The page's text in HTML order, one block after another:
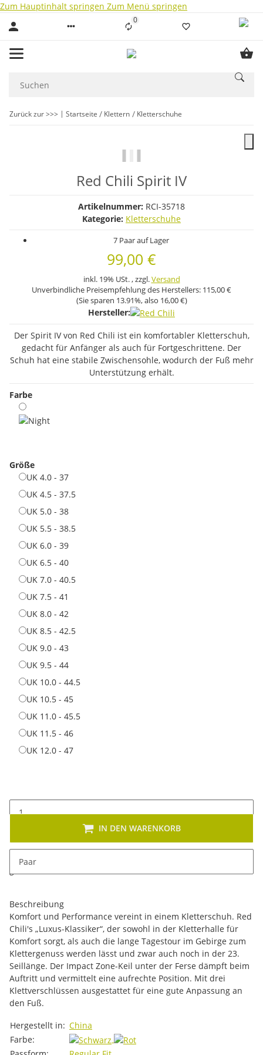
Zum Hauptinhalt springen Zum Menü springen
0Liste ist leer
Zurück zur >>> Startseite Klettern Kletterschuhe
Red Chili Spirit IV
Artikelnummer: RCI-35718
Kategorie: Kletterschuhe
7 Paar auf Lager
99,00 €
inkl. 19% USt. , zzgl.Versand
Unverbindliche Preisempfehlung des Herstellers: 115,00 €
(Sie sparen 13.91%, also 16,00 €)
Hersteller:
Der Spirit IV von Red Chili ist ein komfortabler Kletterschuh,
gedacht für Anfänger als auch für Fortgeschrittene. Der
Schuh hat eine stabile Zwischensohle, wodurch der Fuß mehr
Unterstützung erhält.
Farbe
Größe
UK 4.0 - 37UK 4.0 - 37
UK 4.5 - 37.5UK 4.5 - 37.5
UK 5.0 - 38UK 5.0 - 38
UK 5.5 - 38.5UK 5.5 - 38.5
UK 6.0 - 39UK 6.0 - 39
UK 6.5 - 40UK 6.5 - 40
UK 7.0 - 40.5UK 7.0 - 40.5
UK 7.5 - 41
UK 8.0 - 42
UK 8.5 - 42.5UK 8.5 - 42.5
UK 9.0 - 43UK 9.0 - 43
UK 9.5 - 44UK 9.5 - 44
UK 10.0 - 44.5UK 10.0 - 44.5
UK 10.5 - 45UK 10.5 - 45
UK 11.0 - 45.5UK 11.0 - 45.5
UK 11.5 - 46UK 11.5 - 46
UK 12.0 - 47UK 12.0 - 47
Paar
IN DEN WARENKORB
Dieses Produkt hat Variationen. Wählen Sie bitte die
Beschreibung
Komfort und Performance vereint in einem Kletterschuh. Red
Chili's „Luxus-Klassiker“, der sowohl in der Kletterhalle für
Komfort sorgt, als auch die lange Tagestour im Gebirge zum
Klettergenuss werden lässt und zwar auch noch in der 23.
Seillänge. Der Impact Zone-Keil unter der Ferse dämpft beim
Auftritt und vermittelt eine aufrechte Position. Mit drei
Klettverschlüssen ausgestattet für eine gute Anpassung an
den Fuß.
Produkteigenschaft
Wert
Hergestellt in: China
Farbe: